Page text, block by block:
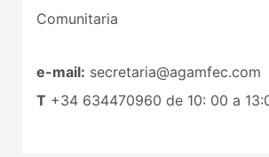
Comunitaria
e-mail: secretaria@agamfec.com
T +34 634470960 de 10: 00 a